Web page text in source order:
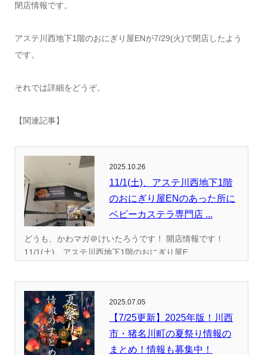
閉店情報です。
アステ川西地下1階のおにぎり屋ENが7/29(火)で閉店したよう
です。
それでは詳細をどうぞ。
【関連記事】
2025.10.26
11/1(土)、アステ川西地下1階
のおにぎり屋ENのあった所に
ベビーカステラ専門店 ...
どうも、かわマガ＠けいたろうです！ 開店情報です！
11/1(土)、アステ川西地下1階のおにぎり屋E...
2025.07.05
【7/25更新】2025年版！川西
市・猪名川町の夏祭り情報の
まとめ！情報も募集中！